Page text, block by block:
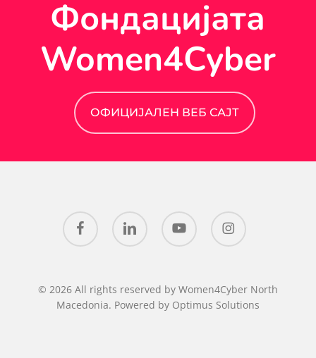
Фондацијата
Women4Cyber
ОФИЦИЈАЛЕН ВЕБ САЈТ
facebook linkedin youtube instagram
© 2026 All rights reserved by Women4Cyber North
Macedonia. Powered by Optimus Solutions